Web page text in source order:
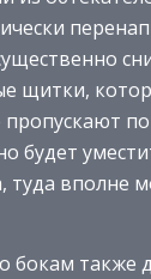
щитки,
будет
туда вполне
бокам также